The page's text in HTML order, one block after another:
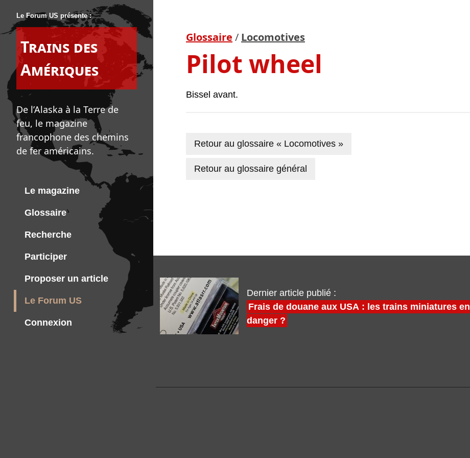
Le Forum US présente :
Trains des
Amériques
De l’Alaska à la Terre de
feu, le magazine
francophone des chemins
de fer américains.
Le magazine
Glossaire
Recherche
Participer
Proposer un article
Le Forum US
Connexion
Glossaire / Locomotives
Pilot wheel
Bissel avant.
Retour au glossaire « Locomotives »
Retour au glossaire général
Dernier article publié :
Frais de douane aux USA : les trains miniatures en
danger ?